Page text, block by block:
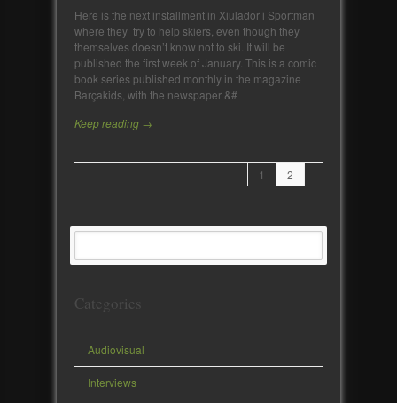
Here is the next installment in Xiulador i Sportman
where they try to help skiers, even though they
themselves doesn’t know not to ski. It will be
published the first week of January. This is a comic
book series published monthly in the magazine
Barçakids, with the newspaper &#
Keep reading →
1 2
Categories
Audiovisual
Interviews